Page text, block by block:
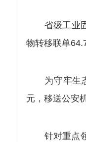
省级工业固
物转移联单
为守牢生态
元，移送公安
针对重点领